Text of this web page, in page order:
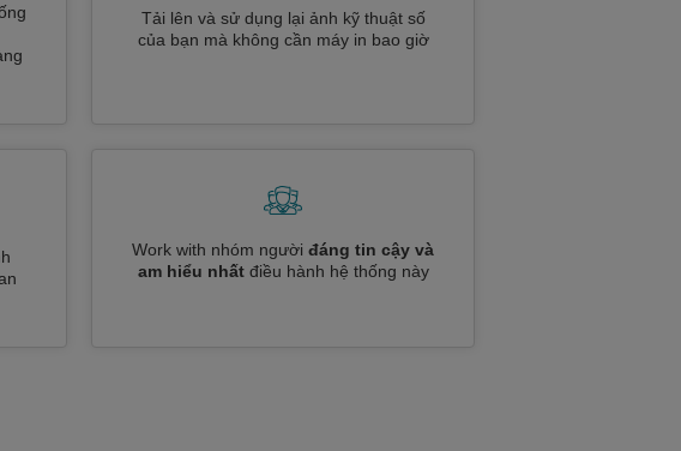
Tải lên và sử dụng lại ảnh kỹ thuật số
của bạn mà không cần máy in bao giờ
Work with nhóm người đáng tin cậy và
am hiểu nhấtđiều hành hệ thống này